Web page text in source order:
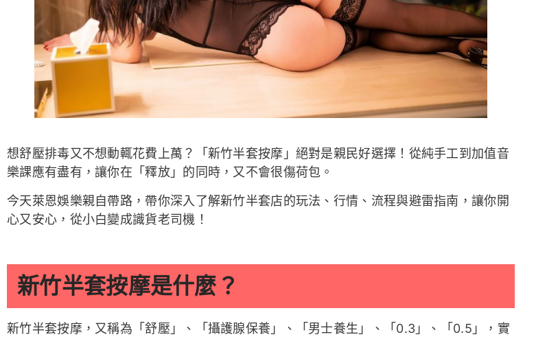
想舒壓排毒又不想動輒花費上萬？「新竹半套按摩」絕對是親民好選擇！從純手工到加值音
樂課應有盡有，讓你在「釋放」的同時，又不會很傷荷包。
今天萊恩娛樂親自帶路，帶你深入了解新竹半套店的玩法、行情、流程與避雷指南，讓你開
心又安心，從小白變成識貨老司機！
新竹半套按摩是什麼？
新竹半套按摩，又稱為「舒壓」、「攝護腺保養」、「男士養生」、「0.3」、「0.5」，實